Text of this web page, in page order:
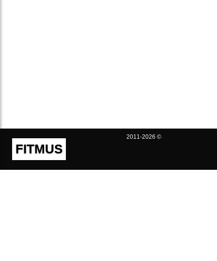
FITMUS
2011-2026 ©